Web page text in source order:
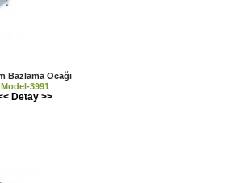
Bazlama Ocağı
Model-3991
Detay >>